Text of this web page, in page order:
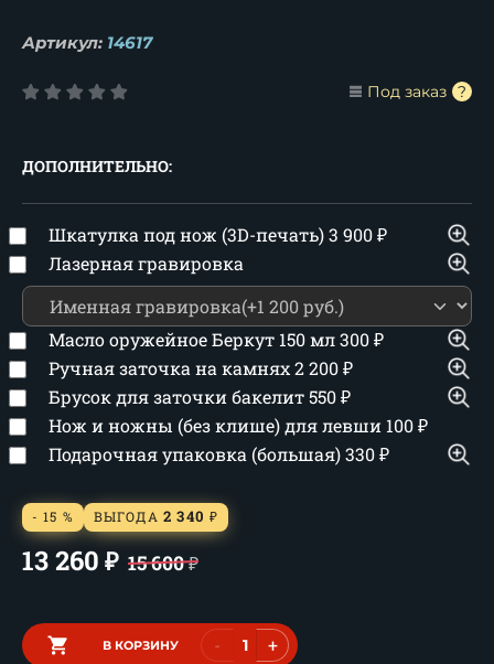
Артикул: 14617
Под заказ
ДОПОЛНИТЕЛЬНО:
Шкатулка под нож (3D-печать)3 900₽
Лазерная гравировка
Масло оружейное Беркут 150 мл300₽
Ручная заточка на камнях2 200₽
Брусок для заточки бакелит550₽
Нож и ножны (без клише) для левши 100₽
Подарочная упаковка (большая)330₽
- 15 % ВЫГОДА 2 340 ₽
13 260 ₽ 15 600₽
В КОРЗИНУ - +